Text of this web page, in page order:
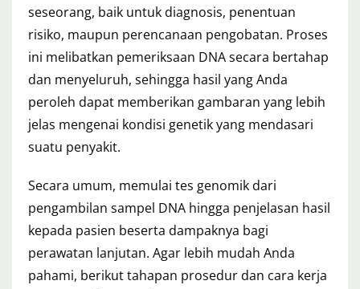
seseorang, baik untuk diagnosis, penentuan
risiko, maupun perencanaan pengobatan. Proses
ini melibatkan pemeriksaan DNA secara bertahap
dan menyeluruh, sehingga hasil yang Anda
peroleh dapat memberikan gambaran yang lebih
jelas mengenai kondisi genetik yang mendasari
suatu penyakit.
Secara umum, memulai tes genomik dari
pengambilan sampel DNA hingga penjelasan hasil
kepada pasien beserta dampaknya bagi
perawatan lanjutan. Agar lebih mudah Anda
pahami, berikut tahapan prosedur dan cara kerja